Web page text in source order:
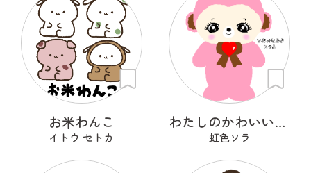
お米わんこ
イトウ セトカ
わたしのかわいいせかい
虹色ソラ